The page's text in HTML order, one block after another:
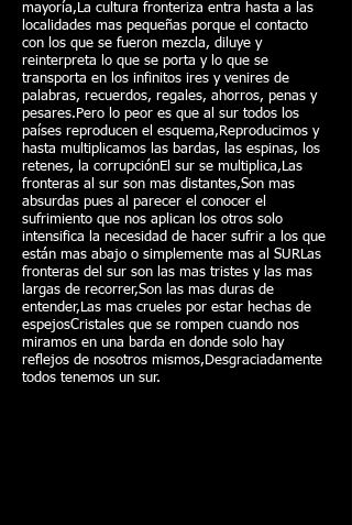
mayoría,La cultura fronteriza entra hasta a las
localidades mas pequeñas porque el contacto
con los que se fueron mezcla, diluye y
reinterpreta lo que se porta y lo que se
transporta en los infinitos ires y venires de
palabras, recuerdos, regales, ahorros, penas y
pesares.Pero lo peor es que al sur todos los
países reproducen el esquema,Reproducimos y
hasta multiplicamos las bardas, las espinas, los
retenes, la corrupciónEl sur se multiplica,Las
fronteras al sur son mas distantes,Son mas
absurdas pues al parecer el conocer el
sufrimiento que nos aplican los otros solo
intensifica la necesidad de hacer sufrir a los que
están mas abajo o simplemente mas al SURLas
fronteras del sur son las mas tristes y las mas
largas de recorrer,Son las mas duras de
entender,Las mas crueles por estar hechas de
espejosCristales que se rompen cuando nos
miramos en una barda en donde solo hay
reflejos de nosotros mismos,Desgraciadamente
todos tenemos un sur.